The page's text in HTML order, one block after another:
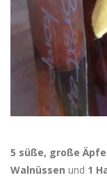
5 süße, große
Walnüssen und 1